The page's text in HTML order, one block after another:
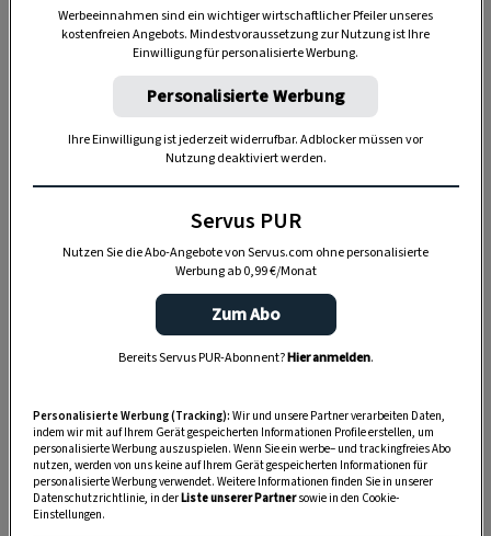
Füchse auch Regenwürmer, Frösche, Insekten
oder Obst.Ab und zu ist der Fuchs ein
frecher Räuber, der sich vom Bauernhof eine
Henne, eine Gans oder Eier stiehlt. Das macht
er aber sehr selten, viel öfter holt er sich nur
, der draußen herumliegt.
„Servus Garten“ auf WhatsApp
Werbeeinnahmen sind ein wichtiger wirtschaftlicher Pfeiler unseres
kostenfreien Angebots. Mindestvoraussetzung zur Nutzung ist Ihre
Einwilligung für personalisierte Werbung.
Personalisierte Werbung
Ihre Einwilligung ist jederzeit widerrufbar. Adblocker müssen vor
Nutzung deaktiviert werden.
Servus PUR
Nutzen Sie die Abo-Angebote von Servus.com ohne personalisierte
Werbung ab 0,99 €/Monat
Zum Abo
Bereits Servus PUR-Abonnent?Hier anmelden.
Personalisierte Werbung (Tracking): Wir und unsere Partner verarbeiten Daten,
indem wir mit auf Ihrem Gerät gespeicherten Informationen Profile erstellen, um
personalisierte Werbung auszuspielen. Wenn Sie ein werbe– und trackingfreies Abo
nutzen, werden von uns keine auf Ihrem Gerät gespeicherten Informationen für
personalisierte Werbung verwendet. Weitere Informationen finden Sie in unserer
Datenschutzrichtlinie, in derListe unserer Partnersowie in den Cookie-
Einstellungen.